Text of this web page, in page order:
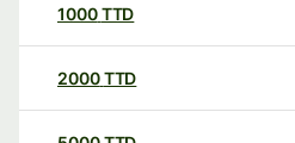
1000TTD
2000TTD